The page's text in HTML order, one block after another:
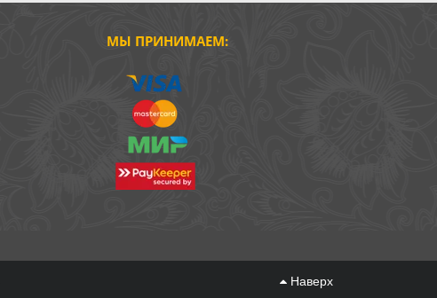
МЫ ПРИНИМАЕМ:
Наверх